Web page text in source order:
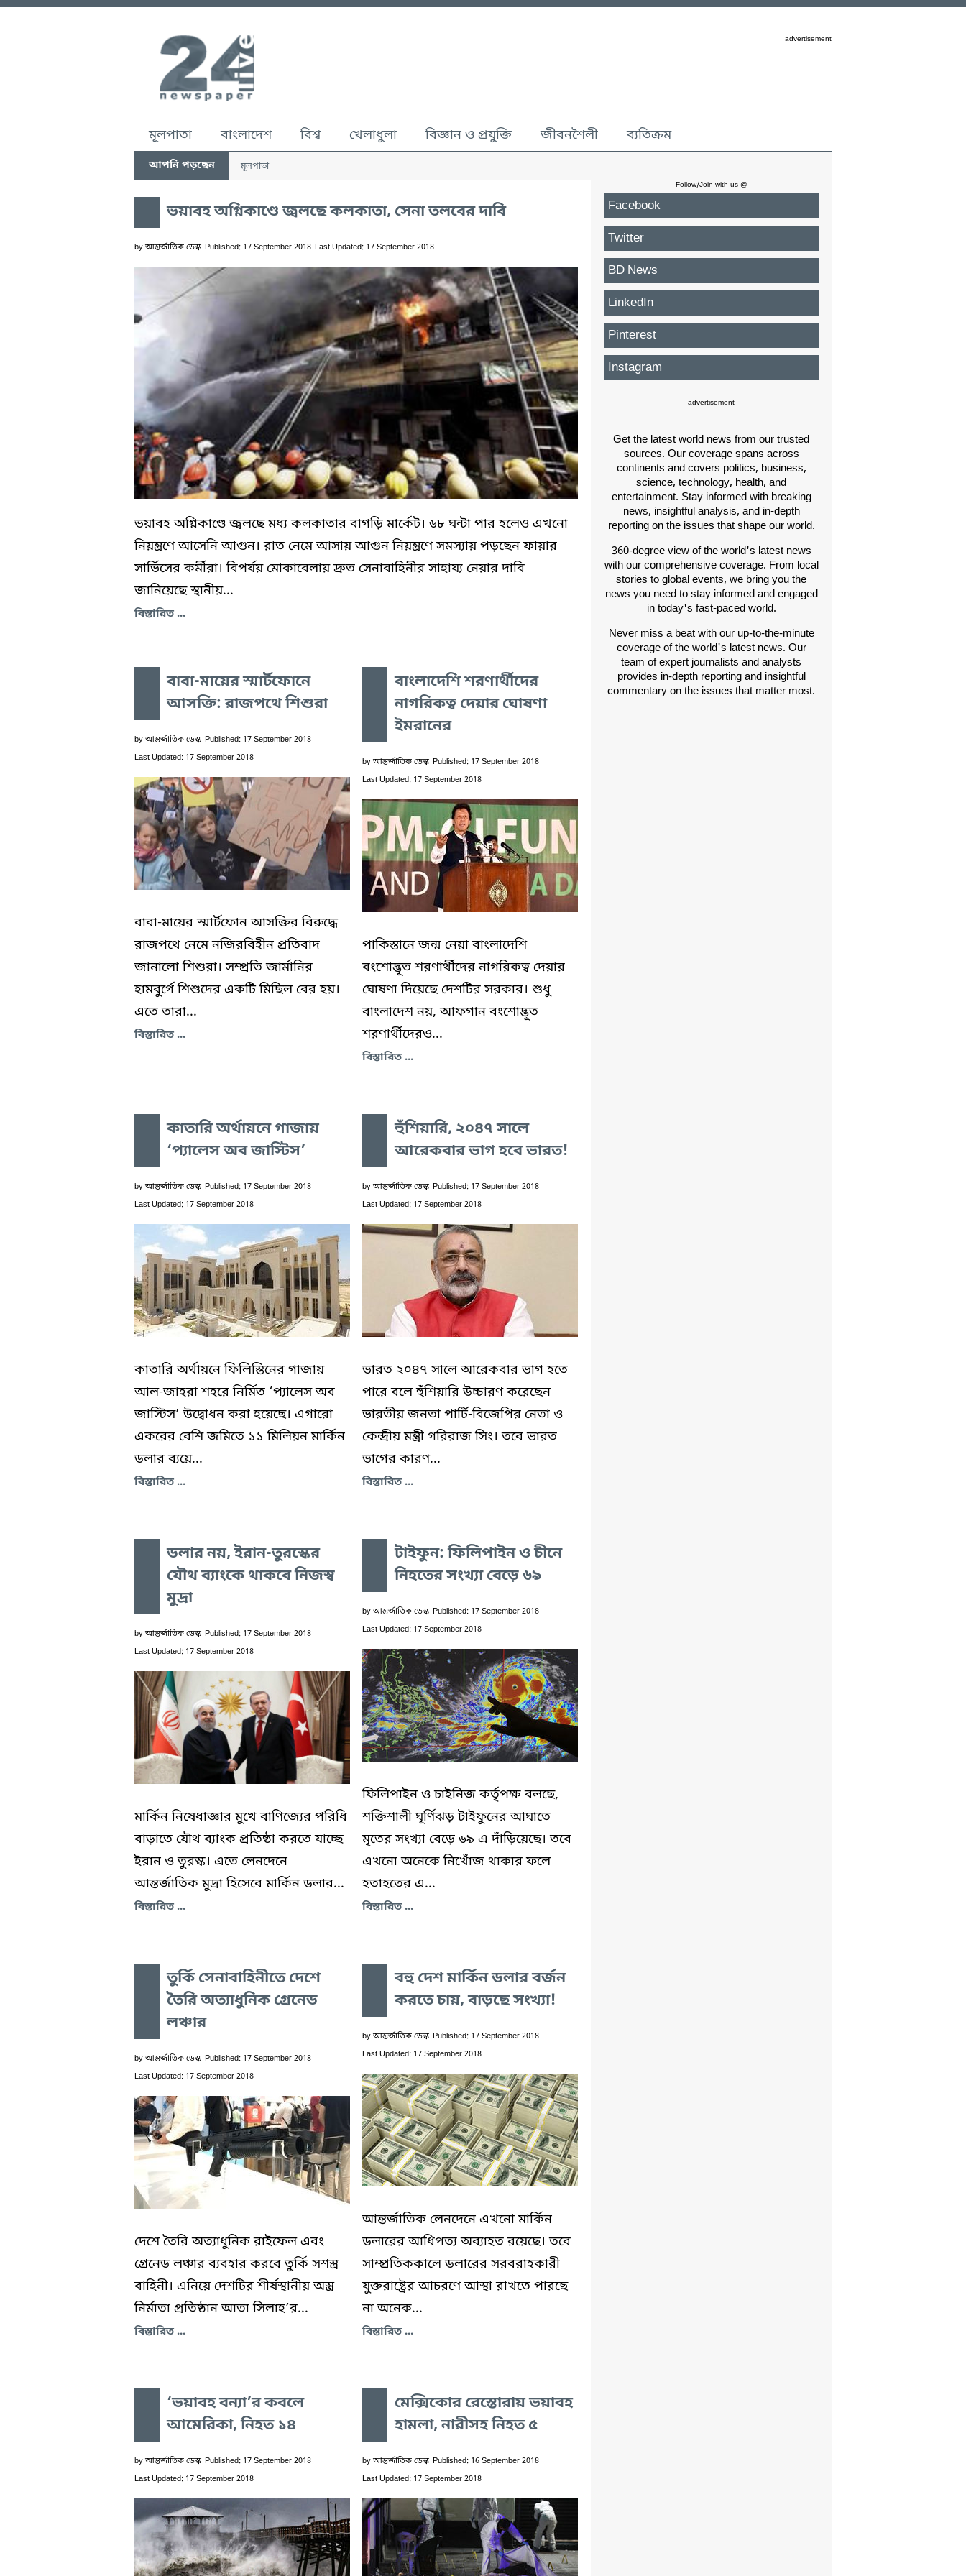
advertisement
মূলপাতা বাংলাদেশ বিশ্ব খেলাধুলা বিজ্ঞান ও প্রযুক্তি জীবনশৈলী ব্যতিক্রম
আপনি পড়ছেন মূলপাতা
ভয়াবহ অগ্নিকাণ্ডে জ্বলছে কলকাতা, সেনা তলবের দাবি
by আন্তর্জাতিক ডেস্ক Published: 17 September 2018 Last Updated: 17 September 2018
ভয়াবহ অগ্নিকাণ্ডে জ্বলছে মধ্য কলকাতার বাগড়ি মার্কেট। ৬৮ ঘন্টা পার হলেও এখনো
নিয়ন্ত্রণে আসেনি আগুন। রাত নেমে আসায় আগুন নিয়ন্ত্রণে সমস্যায় পড়ছেন ফায়ার
সার্ভিসের কর্মীরা। বিপর্যয় মোকাবেলায় দ্রুত সেনাবাহিনীর সাহায্য নেয়ার দাবি
জানিয়েছে স্থানীয়...
বিস্তারিত ...
বাবা-মায়ের স্মার্টফোনে
আসক্তি: রাজপথে শিশুরা
by আন্তর্জাতিক ডেস্ক Published: 17 September 2018
Last Updated: 17 September 2018
বাবা-মায়ের স্মার্টফোন আসক্তির বিরুদ্ধে
রাজপথে নেমে নজিরবিহীন প্রতিবাদ
জানালো শিশুরা। সম্প্রতি জার্মানির
হামবুর্গে শিশুদের একটি মিছিল বের হয়।
এতে তারা...
বিস্তারিত ...
বাংলাদেশি শরণার্থীদের
নাগরিকত্ব দেয়ার ঘোষণা
ইমরানের
by আন্তর্জাতিক ডেস্ক Published: 17 September 2018
Last Updated: 17 September 2018
পাকিস্তানে জন্ম নেয়া বাংলাদেশি
বংশোদ্ভূত শরণার্থীদের নাগরিকত্ব দেয়ার
ঘোষণা দিয়েছে দেশটির সরকার। শুধু
বাংলাদেশ নয়, আফগান বংশোদ্ভূত
শরণার্থীদেরও...
বিস্তারিত ...
কাতারি অর্থায়নে গাজায়
‘প্যালেস অব জাস্টিস’
by আন্তর্জাতিক ডেস্ক Published: 17 September 2018
Last Updated: 17 September 2018
কাতারি অর্থায়নে ফিলিস্তিনের গাজায়
আল-জাহরা শহরে নির্মিত ‘প্যালেস অব
জাস্টিস’ উদ্বোধন করা হয়েছে। এগারো
একরের বেশি জমিতে ১১ মিলিয়ন মার্কিন
ডলার ব্যয়ে...
বিস্তারিত ...
হুঁশিয়ারি, ২০৪৭ সালে
আরেকবার ভাগ হবে ভারত!
by আন্তর্জাতিক ডেস্ক Published: 17 September 2018
Last Updated: 17 September 2018
ভারত ২০৪৭ সালে আরেকবার ভাগ হতে
পারে বলে হুঁশিয়ারি উচ্চারণ করেছেন
ভারতীয় জনতা পার্টি-বিজেপির নেতা ও
কেন্দ্রীয় মন্ত্রী গরিরাজ সিং। তবে ভারত
ভাগের কারণ...
বিস্তারিত ...
ডলার নয়, ইরান-তুরস্কের
যৌথ ব্যাংকে থাকবে নিজস্ব
মুদ্রা
by আন্তর্জাতিক ডেস্ক Published: 17 September 2018
Last Updated: 17 September 2018
মার্কিন নিষেধাজ্ঞার মুখে বাণিজ্যের পরিধি
বাড়াতে যৌথ ব্যাংক প্রতিষ্ঠা করতে যাচ্ছে
ইরান ও তুরস্ক। এতে লেনদেনে
আন্তর্জাতিক মুদ্রা হিসেবে মার্কিন ডলার...
বিস্তারিত ...
টাইফুন: ফিলিপাইন ও চীনে
নিহতের সংখ্যা বেড়ে ৬৯
by আন্তর্জাতিক ডেস্ক Published: 17 September 2018
Last Updated: 17 September 2018
ফিলিপাইন ও চাইনিজ কর্তৃপক্ষ বলছে,
শক্তিশালী ঘূর্ণিঝড় টাইফুনের আঘাতে
মৃতের সংখ্যা বেড়ে ৬৯ এ দাঁড়িয়েছে। তবে
এখনো অনেকে নিখোঁজ থাকার ফলে
হতাহতের এ...
বিস্তারিত ...
তুর্কি সেনাবাহিনীতে দেশে
তৈরি অত্যাধুনিক গ্রেনেড
লঞ্চার
by আন্তর্জাতিক ডেস্ক Published: 17 September 2018
Last Updated: 17 September 2018
দেশে তৈরি অত্যাধুনিক রাইফেল এবং
গ্রেনেড লঞ্চার ব্যবহার করবে তুর্কি সশস্ত্র
বাহিনী। এনিয়ে দেশটির শীর্ষস্থানীয় অস্ত্র
নির্মাতা প্রতিষ্ঠান আতা সিলাহ’র...
বিস্তারিত ...
বহু দেশ মার্কিন ডলার বর্জন
করতে চায়, বাড়ছে সংখ্যা!
by আন্তর্জাতিক ডেস্ক Published: 17 September 2018
Last Updated: 17 September 2018
আন্তর্জাতিক লেনদেনে এখনো মার্কিন
ডলারের আধিপত্য অব্যাহত রয়েছে। তবে
সাম্প্রতিককালে ডলারের সরবরাহকারী
যুক্তরাষ্ট্রের আচরণে আস্থা রাখতে পারছে
না অনেক...
বিস্তারিত ...
‘ভয়াবহ বন্যা’র কবলে
আমেরিকা, নিহত ১৪
by আন্তর্জাতিক ডেস্ক Published: 17 September 2018
Last Updated: 17 September 2018
মেক্সিকোর রেস্তোরায় ভয়াবহ
হামলা, নারীসহ নিহত ৫
by আন্তর্জাতিক ডেস্ক Published: 16 September 2018
Last Updated: 17 September 2018
Follow/Join with us @
Facebook
Twitter
BD News
LinkedIn
Pinterest
Instagram
advertisement
Get the latest world news from our trusted
sources. Our coverage spans across
continents and covers politics, business,
science, technology, health, and
entertainment. Stay informed with breaking
news, insightful analysis, and in-depth
reporting on the issues that shape our world.
360-degree view of the world's latest news
with our comprehensive coverage. From local
stories to global events, we bring you the
news you need to stay informed and engaged
in today's fast-paced world.
Never miss a beat with our up-to-the-minute
coverage of the world's latest news. Our
team of expert journalists and analysts
provides in-depth reporting and insightful
commentary on the issues that matter most.